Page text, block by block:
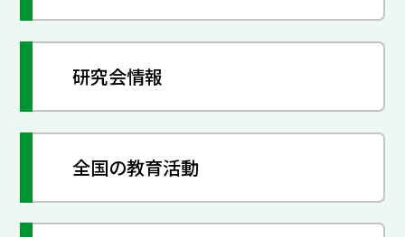
研究会情報
全国の教育活動